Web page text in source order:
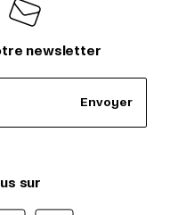
newsletter
Envoyer
sur